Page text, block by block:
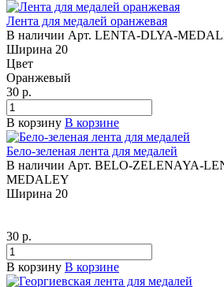
Лента для медалей оранжевая
В наличии Арт. LENTA-DLYA-
Ширина 20
Цвет
Оранжевый
30 р.
В корзину В корзине
Бело-зеленая лента для медалей
В наличии Арт. BELO-ZELENAYA-
MEDALEY
Ширина 20
30 р.
В корзину В корзине